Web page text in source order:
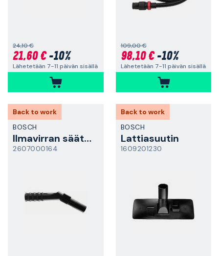
24,10 €
21,60 €-10%
Lähetetään 7-11 päivän sisällä
109,00 €
98,10 €-10%
Lähetetään 7-11 päivän sisällä
Back to work
BOSCH
Ilmavirran säätökahva
2607000164
Back to work
BOSCH
Lattiasuutin
1609201230